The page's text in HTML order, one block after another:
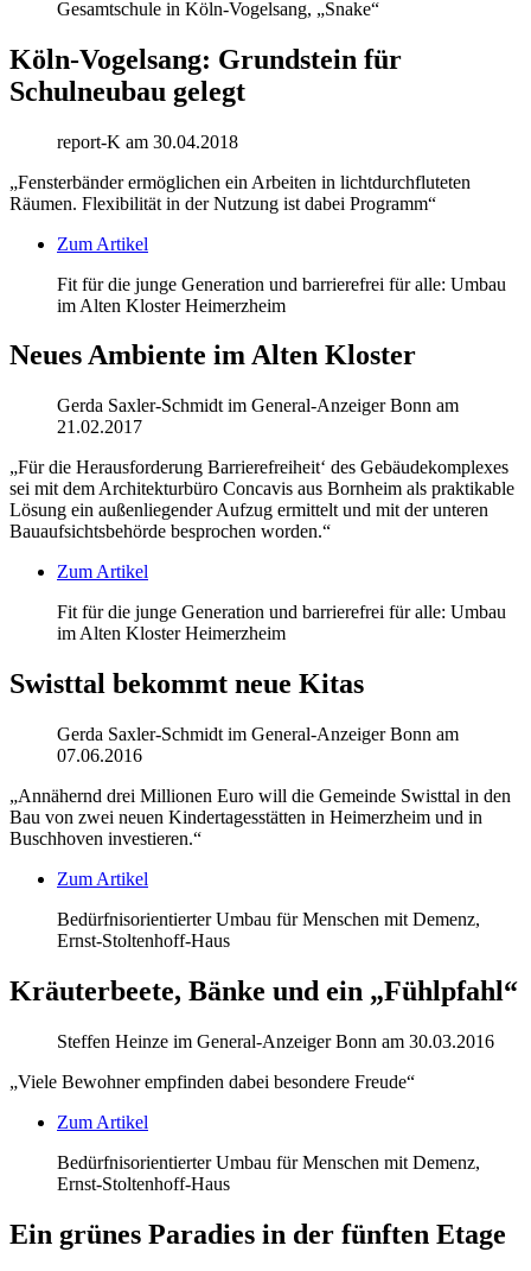
Gesamtschule in Köln-Vogelsang, „Snake“
Köln-Vogelsang: Grundstein für
Schulneubau gelegt
report-K am 30.04.2018
„Fensterbänder ermöglichen ein Arbeiten in lichtdurchfluteten
Räumen. Flexibilität in der Nutzung ist dabei Programm“
Zum Artikel
Fit für die junge Generation und barrierefrei für alle: Umbau
im Alten Kloster Heimerzheim
Neues Ambiente im Alten Kloster
Gerda Saxler-Schmidt im General-Anzeiger Bonn am
21.02.2017
„Für die Herausforderung Barrierefreiheit‘ des Gebäudekomplexes
sei mit dem Architekturbüro Concavis aus Bornheim als praktikable
Lösung ein außenliegender Aufzug ermittelt und mit der unteren
Bauaufsichtsbehörde besprochen worden.“
Zum Artikel
Fit für die junge Generation und barrierefrei für alle: Umbau
im Alten Kloster Heimerzheim
Swisttal bekommt neue Kitas
Gerda Saxler-Schmidt im General-Anzeiger Bonn am
07.06.2016
„Annähernd drei Millionen Euro will die Gemeinde Swisttal in den
Bau von zwei neuen Kindertagesstätten in Heimerzheim und in
Buschhoven investieren.“
Zum Artikel
Bedürfnisorientierter Umbau für Menschen mit Demenz,
Ernst-Stoltenhoff-Haus
Kräuterbeete, Bänke und ein „Fühlpfahl“
Steffen Heinze im General-Anzeiger Bonn am 30.03.2016
„Viele Bewohner empfinden dabei besondere Freude“
Zum Artikel
Bedürfnisorientierter Umbau für Menschen mit Demenz,
Ernst-Stoltenhoff-Haus
Ein grünes Paradies in der fünften Etage